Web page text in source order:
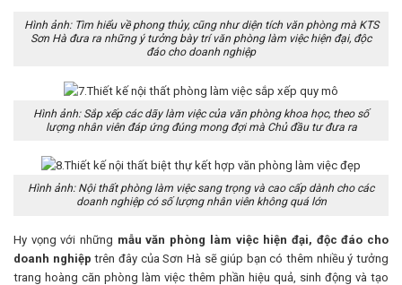
Hình ảnh: Tìm hiểu về phong thủy, cũng như diện tích văn phòng mà KTS
Sơn Hà đưa ra những ý tưởng bày trí văn phòng làm việc hiện đại, độc
đáo cho doanh nghiệp
Hình ảnh: Sắp xếp các dãy làm việc của văn phòng khoa học, theo số
lượng nhân viên đáp ứng đúng mong đợi mà Chủ đầu tư đưa ra
Hình ảnh: Nội thất phòng làm việc sang trọng và cao cấp dành cho các
doanh nghiệp có số lượng nhân viên không quá lớn
Hy vọng với những mẫu văn phòng làm việc hiện đại, độc đáo cho
doanh nghiệp trên đây của Sơn Hà sẽ giúp bạn có thêm nhiều ý tưởng
trang hoàng căn phòng làm việc thêm phần hiệu quả, sinh động và tạo